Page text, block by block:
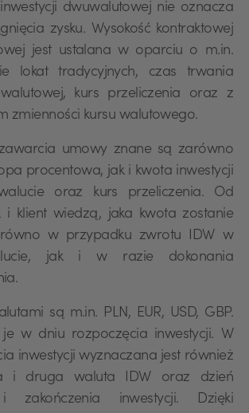
dwuwalutowej nie oznacza
zysku. Wysokość kontraktowej
jest ustalana w oparciu o m.in.
lokat tradycyjnych, czas trwania
kurs przeliczenia oraz z
zmienności kursu walutowego.
umowy znane są zarówno
procentowa, jak i kwota inwestycji
oraz kurs przeliczenia. Od
i klient wiedzą, jaka kwota zostanie
w przypadku zwrotu IDW w
jak i w razie dokonania
są m.in. PLN, EUR, USD, GBP.
je w dniu rozpoczęcia inwestycji. W
inwestycji wyznaczana jest również
i druga waluta IDW oraz dzień
zakończenia inwestycji. Dzięki